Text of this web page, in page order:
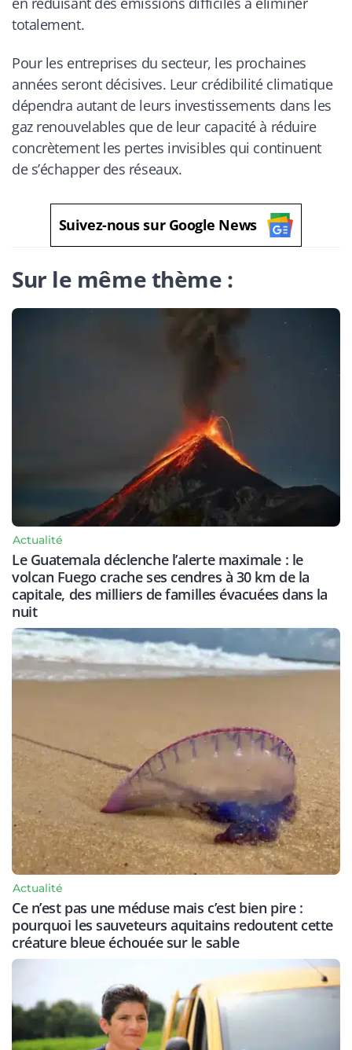
totalement.
Pour les entreprises du secteur, les prochaines
années seront décisives. Leur crédibilité climatique
dépendra autant de leurs investissements dans les
gaz renouvelables que de leur capacité à réduire
concrètement les pertes invisibles qui continuent
de s’échapper des réseaux.
Suivez-nous sur Google News
Sur le même thème :
Actualité
Le Guatemala déclenche l’alerte maximale : le
volcan Fuego crache ses cendres à 30 km de la
capitale, des milliers de familles évacuées dans la
nuit
Actualité
Ce n’est pas une méduse mais c’est bien pire :
pourquoi les sauveteurs aquitains redoutent cette
créature bleue échouée sur le sable